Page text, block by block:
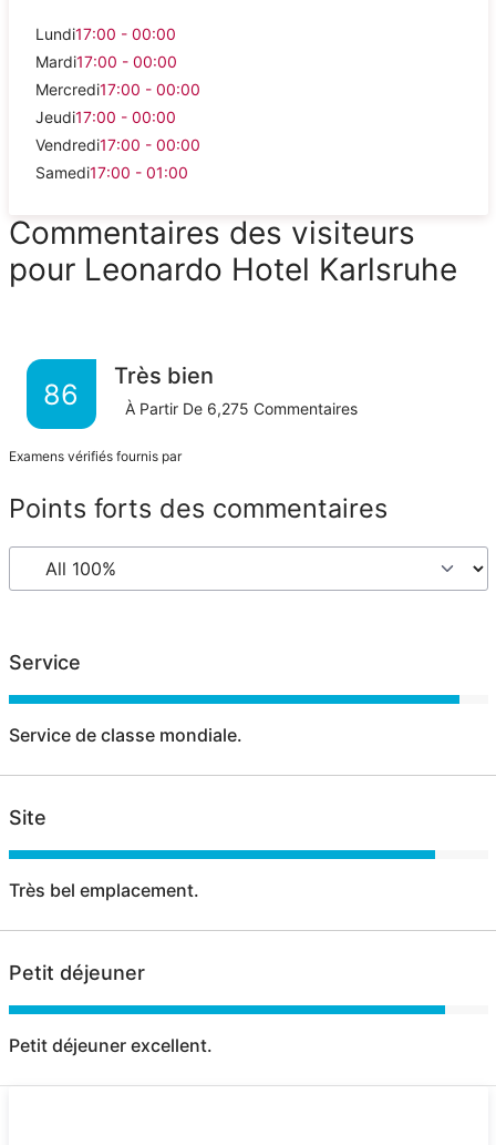
Lundi17:00 - 00:00
Mardi17:00 - 00:00
Mercredi17:00 - 00:00
Jeudi17:00 - 00:00
Vendredi17:00 - 00:00
Samedi17:00 - 01:00
Commentaires des visiteurs
pour Leonardo Hotel Karlsruhe
86
Très bien
À Partir De 6,275 Commentaires
Examens vérifiés fournis par
Points forts des commentaires
Service
Service de classe mondiale.
Site
Très bel emplacement.
Petit déjeuner
Petit déjeuner excellent.